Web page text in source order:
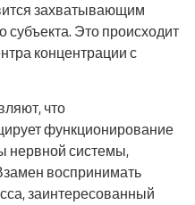
захватывающим
Это происходит
концентрации с
что
функционирование
нервной системы,
воспринимать
заинтересованный